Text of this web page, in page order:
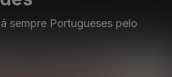
sempre Portugueses pelo